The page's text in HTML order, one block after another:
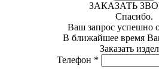
ЗАКАЗАТЬ
Спасибо.
Ваш запрос успешно
В ближайшее время
Заказать
Телефон *